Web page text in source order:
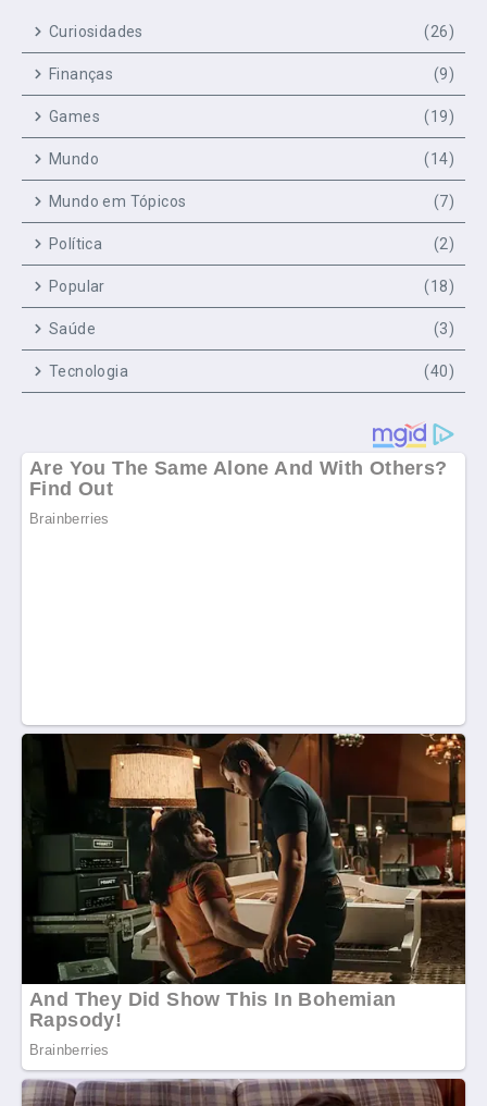
Curiosidades (26)
Finanças (9)
Games (19)
Mundo (14)
Mundo em Tópicos (7)
Política (2)
Popular (18)
Saúde (3)
Tecnologia (40)